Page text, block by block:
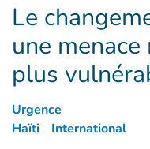
Le
une
plus
Urgence
Haïti
International